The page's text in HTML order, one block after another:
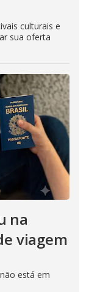
culturais e
sua oferta
na
viagem
está em